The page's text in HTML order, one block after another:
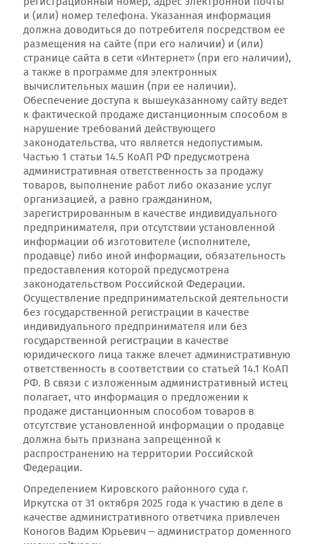
и (или) номер телефона. Указанная информация
должна доводиться до потребителя посредством ее
размещения на сайте (при его наличии) и (или)
странице сайта в сети «Интернет» (при его наличии),
а также в программе для электронных
вычислительных машин (при ее наличии).
Обеспечение доступа к вышеуказанному сайту ведет
к фактической продаже дистанционным способом в
нарушение требований действующего
законодательства, что является недопустимым.
Частью 1 статьи 14.5 КоАП РФ предусмотрена
административная ответственность за продажу
товаров, выполнение работ либо оказание услуг
организацией, а равно гражданином,
зарегистрированным в качестве индивидуального
предпринимателя, при отсутствии установленной
информации об изготовителе (исполнителе,
продавце) либо иной информации, обязательность
предоставления которой предусмотрена
законодательством Российской Федерации.
Осуществление предпринимательской деятельности
без государственной регистрации в качестве
индивидуального предпринимателя или без
государственной регистрации в качестве
юридического лица также влечет административную
ответственность в соответствии со статьей 14.1 КоАП
РФ. В связи с изложенным административный истец
полагает, что информация о предложении к
продаже дистанционным способом товаров в
отсутствие установленной информации о продавце
должна быть признана запрещенной к
распространению на территории Российской
Федерации.
Определением Кировского районного суда г.
Иркутска от 31 октября 2025 года к участию в деле в
качестве административного ответчика привлечен
Коногов Вадим Юрьевич – администратор доменного